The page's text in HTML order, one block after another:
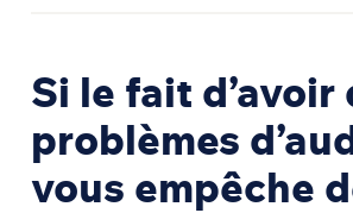
Si le fait d’avoir
problèmes
vous empêche